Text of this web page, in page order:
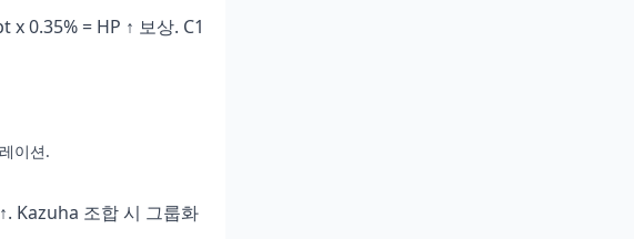
x 0.35% = HP ↑ 보상. C1
이션.
Kazuha 조합 시 그룹화